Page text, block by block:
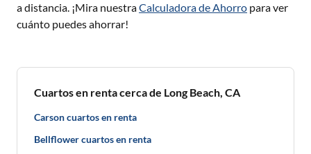
a distancia. ¡Mira nuestraCalculadora de Ahorro para ver
cuánto puedes ahorrar!
Cuartos en renta cerca de Long Beach, CA
Carson cuartos en renta
Bellflower cuartos en renta